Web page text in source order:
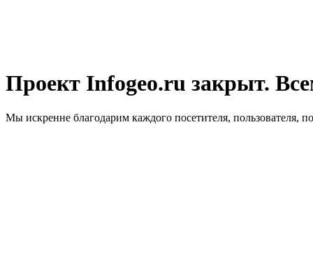
Проект Infogeo.ru закрыт.
Мы искренне благодарим каждого посетителя, пользователя,